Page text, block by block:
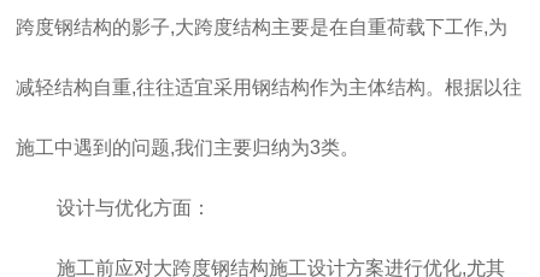
跨度钢结构的影子,大跨度结构主要是在自重荷载下工作,为
减轻结构自重,往往适宜采用钢结构作为主体结构。根据以往
施工中遇到的问题,我们主要归纳为3类。
设计与优化方面：
施工前应对大跨度钢结构施工设计方案进行优化,尤其